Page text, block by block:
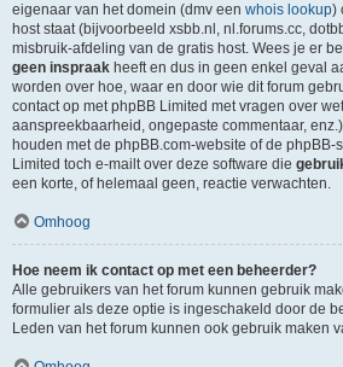
eigenaar van het domein (dmv een whois lookup)
host staat (bijvoorbeeld xsbb.nl, nl.forums.cc,
misbruik-afdeling van de gratis host. Wees je er
geen inspraak heeft en dus in geen enkel geval
worden over hoe, waar en door wie dit forum
contact op met phpBB Limited met vragen over
aanspreekbaarheid, ongepaste commentaar,
houden met de phpBB.com-website of de phpBB-
Limited toch e-mailt over deze software die
een korte, of helemaal geen, reactie verwachten.
Omhoog
Hoe neem ik contact op met een beheerder?
Alle gebruikers van het forum kunnen gebruik
formulier als deze optie is ingeschakeld door de
Leden van het forum kunnen ook gebruik maken